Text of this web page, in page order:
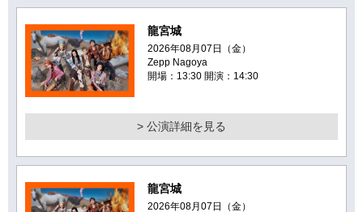
龍宮城
2026年08月07日（金）
Zepp Nagoya
開場：13:30 開演：14:30
> 公演詳細を見る
龍宮城
2026年08月07日（金）